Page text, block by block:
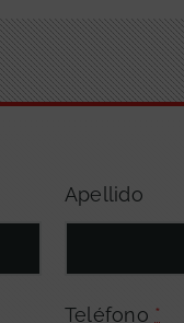
Apellido
Teléfono *